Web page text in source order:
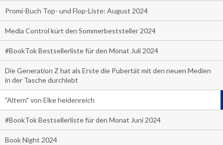
Promi-Buch Top- und Flop-Liste: August 2024
Media Control kürt den Sommerbeststeller 2024
#BookTok Bestsellerliste für den Monat Juli 2024
Die Generation Z hat als Erste die Pubertät mit den neuen Medien
in der Tasche durchlebt
"Altern" von Elke heidenreich
#BookTok Bestsellerliste für den Monat Juni 2024
Book Night 2024